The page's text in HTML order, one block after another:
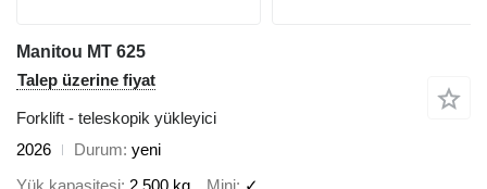
Manitou MT 625
Talep üzerine fiyat
Forklift - teleskopik yükleyici
2026
Durum yeni
Yük kapasitesi 2.500 kg Mini ✓